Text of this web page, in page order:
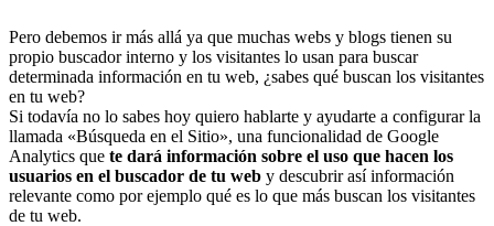
Pero debemos ir más allá ya que muchas webs y blogs tienen su
propio buscador interno y los visitantes lo usan para buscar
determinada información en tu web, ¿sabes qué buscan los visitantes
en tu web?
Si todavía no lo sabes hoy quiero hablarte y ayudarte a configurar la
llamada «Búsqueda en el Sitio», una funcionalidad de Google
Analytics que te dará información sobre el uso que hacen los
usuarios en el buscador de tu web y descubrir así información
relevante como por ejemplo qué es lo que más buscan los visitantes
de tu web.